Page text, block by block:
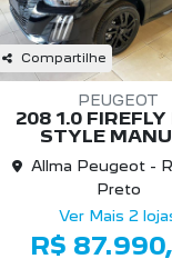
Compartilhe
PEUGEOT
208 1.0 FIREFLY
STYLE
Allma Peugeot -
Preto
Ver Mais 2
R$